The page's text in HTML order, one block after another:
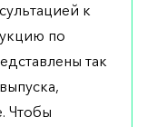
к
по
так
Чтобы